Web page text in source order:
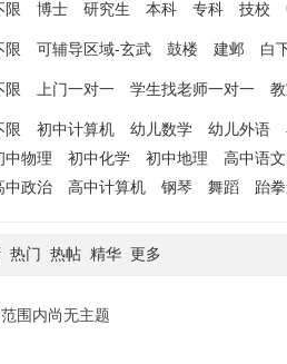
限 博士 研究生 本科 专科 技校
限 可辅导区域-玄武 鼓楼 建邺 白
限 上门一对一 学生找老师一对一
限 初中计算机 幼儿数学 幼儿外语
中物理
初中化学 初中地理
高中语文
中政治
高中计算机 钢琴 舞蹈 跆
热门 热帖 精华 更多
围内尚无主题